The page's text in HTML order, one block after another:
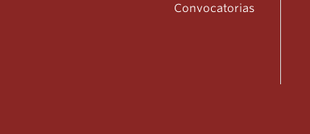
Convocatorias